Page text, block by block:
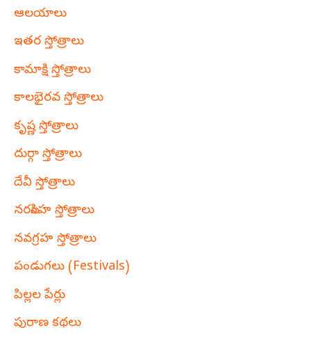
ఆలయాలు
ఇతర స్తోత్రాలు
కామాక్షి స్తోత్రాలు
కాలభైరవ స్తోత్రాలు
కృష్ణ స్తోత్రాలు
దుర్గా స్తోత్రాలు
దేవీ స్తోత్రాలు
నరసింహ స్తోత్రాలు
నవగ్రహ స్తోత్రాలు
పండుగలు (Festivals)
పిల్లల పేర్లు
పురాణ కథలు